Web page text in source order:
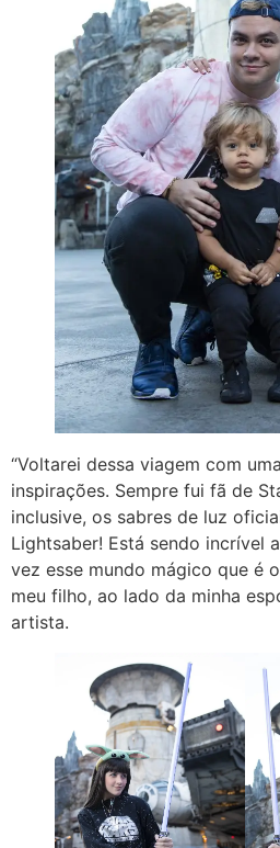
“Voltarei dessa viagem com
inspirações. Sempre fui fã de
inclusive, os sabres de luz
Lightsaber! Está sendo incrível
vez esse mundo mágico que é
meu filho, ao lado da minha
artista.